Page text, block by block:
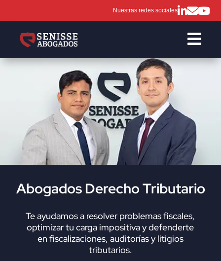
Nuestras redes sociales

Abogados Derecho Tributario
Te ayudamos a resolver problemas fiscales,
optimizar tu carga impositiva y defenderte
en fiscalizaciones, auditorías y litigios
tributarios.